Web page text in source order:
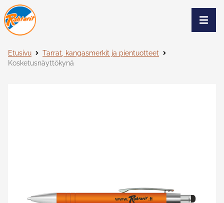
Siirry sivun sisältöön
Etusivu
Tarrat, kangasmerkit ja pientuotteet
Kosketusnäyttökynä